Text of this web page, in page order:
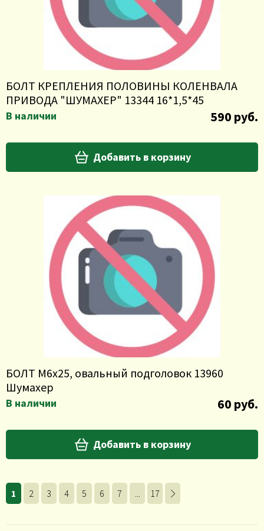
БОЛТ КРЕПЛЕНИЯ ПОЛОВИНЫ КОЛЕНВАЛА
ПРИВОДА "ШУМАХЕР" 13344 16*1,5*45
В наличии 590 руб.
Добавить в корзину
БОЛТ М6х25, овальный подголовок 13960
Шумахер
В наличии 60 руб.
Добавить в корзину
1 2 3 4 5 6 7 ... 17